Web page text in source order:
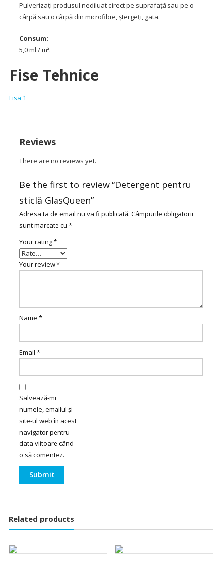
Pulverizați produsul nediluat direct pe suprafață sau pe o
cârpă sau o cârpă din microfibre, ștergeți, gata.
Consum:
5,0 ml / m².
Fise Tehnice
Fisa 1
Reviews
There are no reviews yet.
Be the first to review “Detergent pentru
sticlă GlasQueen”
Adresa ta de email nu va fi publicată. Câmpurile obligatorii
sunt marcate cu *
Your rating*
Your review*
Name *
Email *
Salvează-mi
numele, emailul și
site-ul web în acest
navigator pentru
data viitoare când
o să comentez.
Related products